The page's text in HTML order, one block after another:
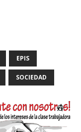
EPIS
SOCIEDAD